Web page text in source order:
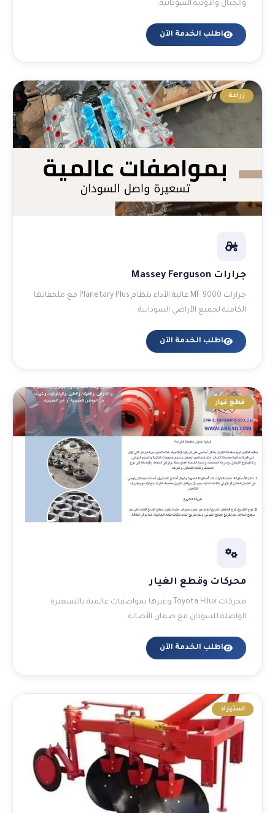
والجبال والأودية السودانية.
اطلب الخدمة الآن
زراعة
جرارات Massey Ferguson
جرارات MF 9000 عالية الأداء بنظام Planetary Plus مع ملحقاتها
الكاملة لجميع الأراضي السودانية.
اطلب الخدمة الآن
قطع غيار
محركات وقطع الغيار
محركات Toyota Hilux وغيرها بمواصفات عالمية بالتسعيرة
الواصلة للسودان مع ضمان الأصالة.
اطلب الخدمة الآن
استيراد